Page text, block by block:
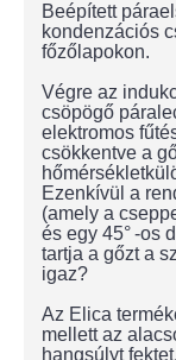
Beépített
kondenzációs
főzőlapokon.
Végre az
csöpögő
elektromos
csökkentve a
Ezenkívül a
(amely a
és egy 45° -os
tartja a gőzt a
igaz?
Az Elica
mellett az
hangsúlyt